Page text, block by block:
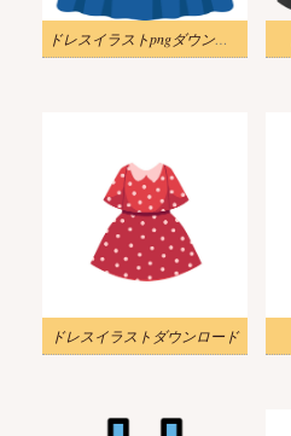
ドレスイラストpngダウンロード
ドレスイラストダウンロード